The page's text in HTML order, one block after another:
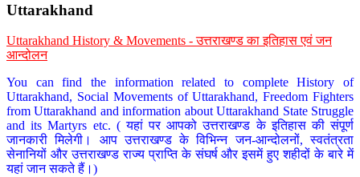
Uttarakhand
Uttarakhand History & Movements - उत्तराखण्ड का इतिहास एवं जन
आन्दोलन
You can find the information related to complete History of
Uttarakhand, Social Movements of Uttarakhand, Freedom Fighters
from Uttarakhand and information about Uttarakhand State Struggle
and its Martyrs etc. ( यहां पर आपको उत्तराखण्ड के इतिहास की संपूर्ण
जानकारी मिलेगी। आप उत्तराखण्ड के विभिन्न जन-आन्दोलनों, स्वतंत्रता
सेनानियों और उत्तराखण्ड राज्य प्राप्ति के संघर्ष और इसमें हुए शहीदों के बारे में
यहां जान सकते हैं।)